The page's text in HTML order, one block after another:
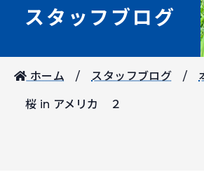
スタッフブログ
ホーム スタッフブログ
桜 in アメリカ ２